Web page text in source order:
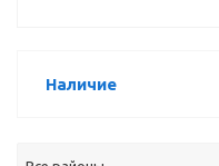
Наличие